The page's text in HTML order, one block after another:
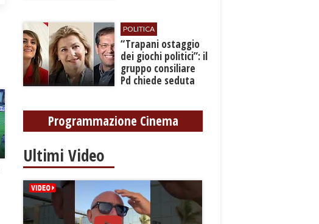
Dream”
POLITICA
​“Trapani ostaggio
dei giochi politici”: il
gruppo consiliare
Pd chiede seduta
Programmazione Cinema
Ultimi Video